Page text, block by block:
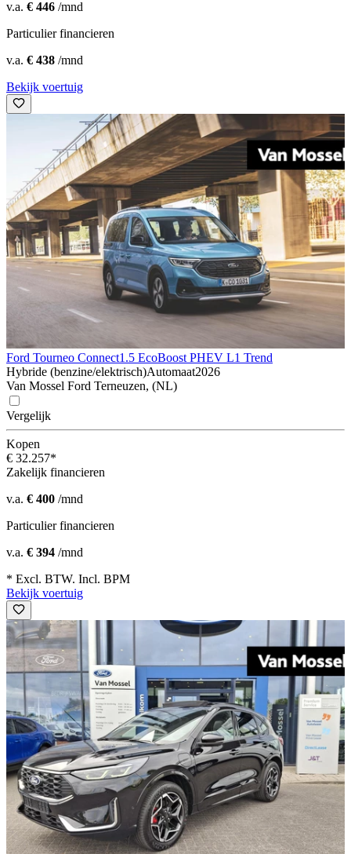
v.a. € 446 /mnd
Particulier financieren
v.a. € 438 /mnd
Bekijk voertuig
Ford Tourneo Connect1.5 EcoBoost PHEV L1 Trend
Hybride (benzine/elektrisch)Automaat2026
Van Mossel Ford Terneuzen, (NL)
Vergelijk
Kopen
€ 32.257*
Zakelijk financieren
v.a. € 400 /mnd
Particulier financieren
v.a. € 394 /mnd
* Excl. BTW. Incl. BPM
Bekijk voertuig